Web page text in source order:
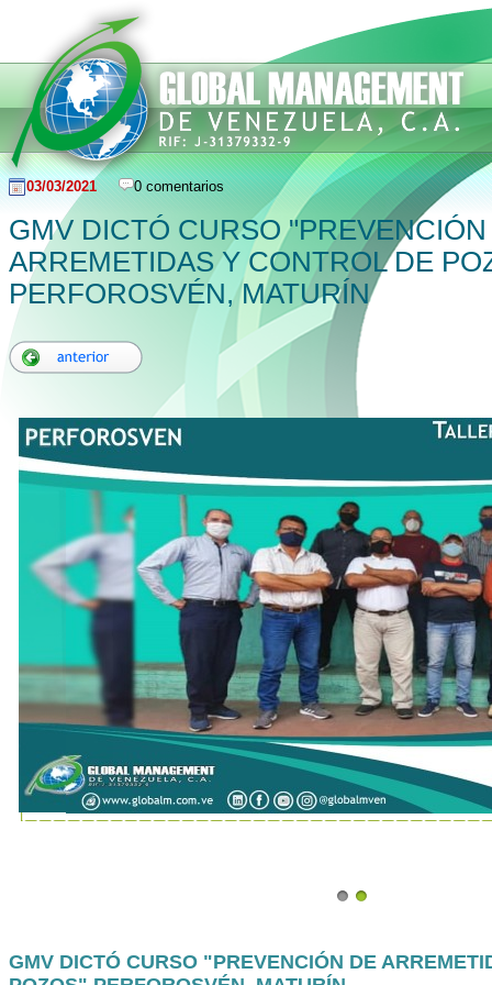
03/03/2021 0 comentarios
GMV DICTÓ CURSO
ARREMETIDAS Y CONTROL DE
PERFOROSVÉN, MATURÍN
GMV DICTÓ CURSO "PREVENCIÓN DE